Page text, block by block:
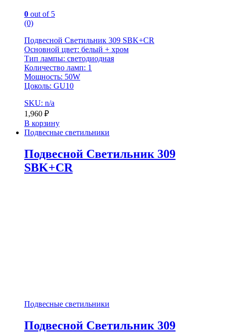
0 out of 5
(0)
Подвесной Светильник 309 SBK+CR
Основной цвет: белый + хром
Тип лампы: светодиодная
Количество ламп: 1
Мощность: 50W
Цоколь: GU10
SKU: n/a
1,960 ₽
В корзину
Подвесные светильники
Подвесной Светильник 309
SBK+CR
Подвесные светильники
Подвесной Светильник 309